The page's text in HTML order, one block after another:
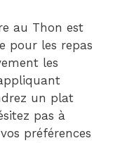
au Thon est
pour les repas
les
un plat
pas à
préférences